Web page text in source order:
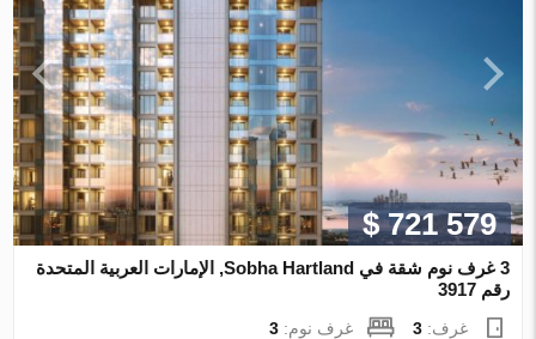
$ 721 579
3 غرف نوم شقة في Sobha Hartland, الإمارات العربية المتحدة
رقم 3917
غرف:3 غرف نوم:3